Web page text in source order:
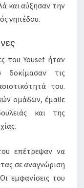
και αύξησαν την
γηπέδου.
του Yousef ήταν
δοκίμασαν τις
του.
ομάδων, έμαθε
και της
επέτρεψαν να
σε αναγνώριση
εμφανίσεις του